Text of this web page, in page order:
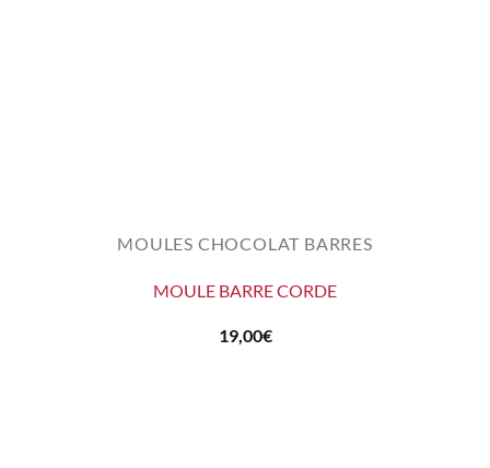
MOULES CHOCOLAT BARRES
MOULE BARRE CORDE
19,00€